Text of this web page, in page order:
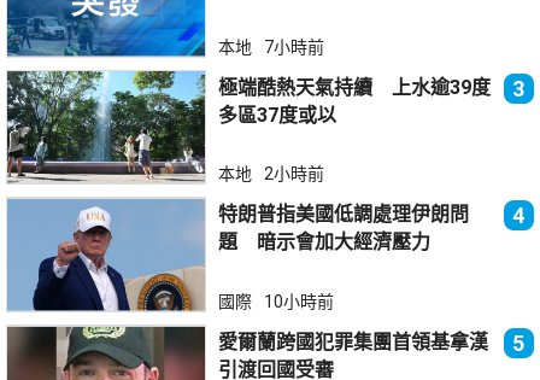
本地 7小時前
極端酷熱天氣持續 上水逾39度
多區37度或以
3
本地 2小時前
特朗普指美國低調處理伊朗問
題 暗示會加大經濟壓力
4
國際 10小時前
愛爾蘭跨國犯罪集團首領基拿漢
引渡回國受審
5